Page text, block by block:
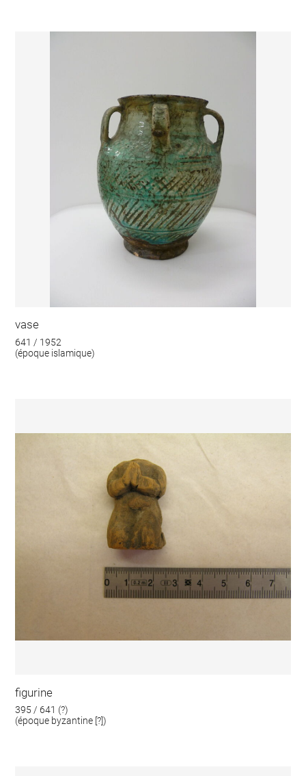
vase
641 / 1952
(époque islamique)
figurine
395 / 641 (?)
(époque byzantine [?])